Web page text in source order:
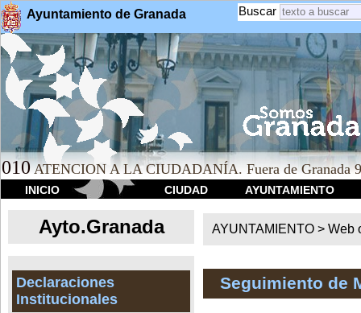
Ayuntamiento de Granada Buscar
010 ATENCION A LA CIUDADANÍA. Fuera de Granada
INICIO CIUDAD AYUNTAMIENTO
Ayto.Granada
Declaraciones
Institucionales
AYUNTAMIENTO > Web
Seguimiento de